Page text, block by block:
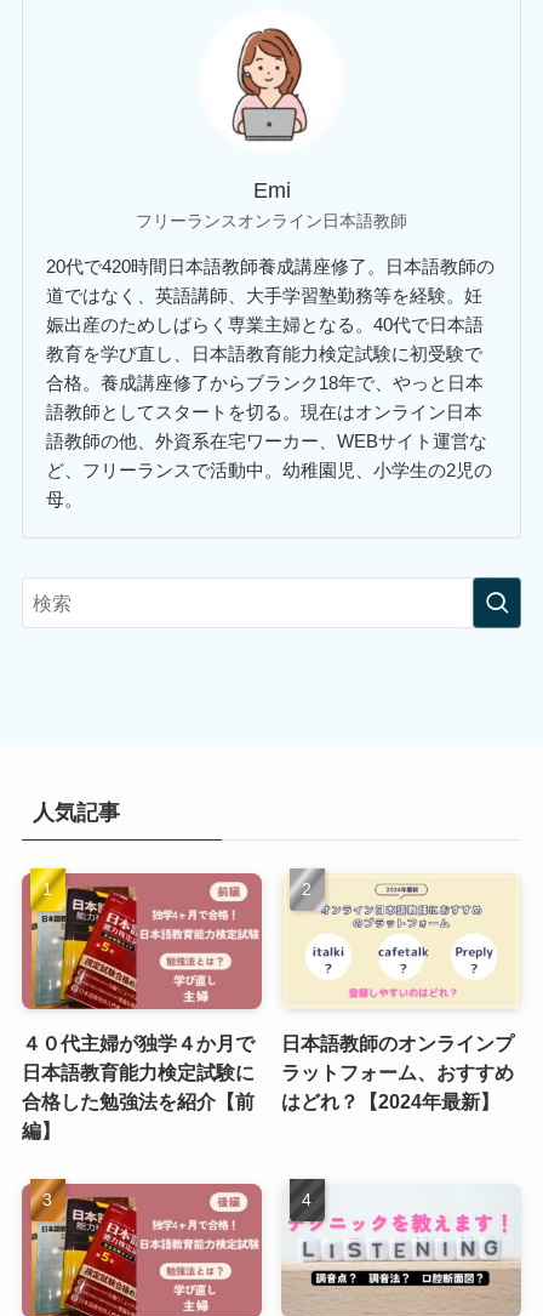
Emi
フリーランスオンライン日本語教師
20代で420時間日本語教師養成講座修了。日本語教師の
道ではなく、英語講師、大手学習塾勤務等を経験。妊
娠出産のためしばらく専業主婦となる。40代で日本語
教育を学び直し、日本語教育能力検定試験に初受験で
合格。養成講座修了からブランク18年で、やっと日本
語教師としてスタートを切る。現在はオンライン日本
語教師の他、外資系在宅ワーカー、WEBサイト運営な
ど、フリーランスで活動中。幼稚園児、小学生の2児の
母。
人気記事
４０代主婦が独学４か月で
日本語教育能力検定試験に
合格した勉強法を紹介【前
編】
日本語教師のオンラインプ
ラットフォーム、おすすめ
はどれ？【2024年最新】